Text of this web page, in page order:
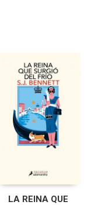
LA REINA QUE